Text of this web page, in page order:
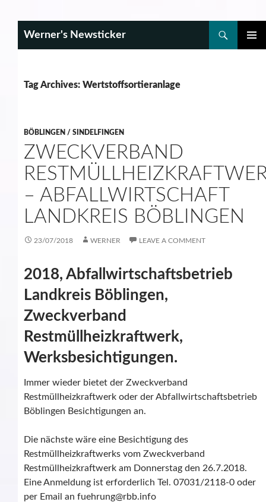
Werner's Newsticker
Tag Archives: Wertstoffsortieranlage
BÖBLINGEN / SINDELFINGEN
ZWECKVERBAND
– ABFALLWIRTSCHAFT
LANDKREIS BÖBLINGEN
23/07/2018 WERNER LEAVE A COMMENT
2018, Abfallwirtschaftsbetrieb
Landkreis Böblingen,
Zweckverband
Restmüllheizkraftwerk,
Werksbesichtigungen.
Immer wieder bietet der Zweckverband
Restmüllheizkraftwerk oder der Abfallwirtschaftsbetrieb
Böblingen Besichtigungen an.
Die nächste wäre eine Besichtigung des
Restmüllheizkraftwerks vom Zweckverband
Restmüllheizkraftwerk am Donnerstag den 26.7.2018.
Eine Anmeldung ist erforderlich Tel. 07031/2118-0 oder
per Email an fuehrung@rbb.info